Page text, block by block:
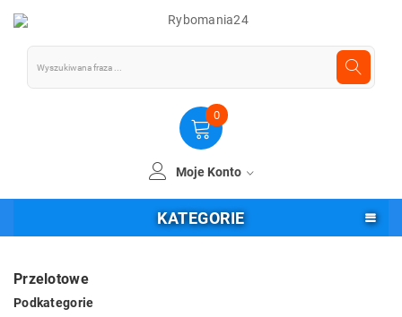
0
Moje Konto
KATEGORIE
Przelotowe
Podkategorie